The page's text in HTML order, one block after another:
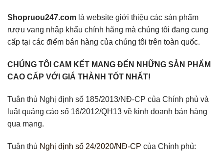
Shopruou247.com là website giới thiệu các sản phẩm
rượu vang nhập khẩu chính hãng mà chúng tôi đang cung
cấp tại các điểm bán hàng của chúng tôi trên toàn quốc.
CHÚNG TÔI CAM KẾT MANG ĐẾN NHỮNG SẢN PHẨM
CAO CẤP VỚI GIÁ THÀNH TỐT NHẤT!
Tuân thủ Nghị định số 185/2013/NĐ-CP của Chính phủ và
luật quảng cáo số 16/2012/QH13 về kinh doanh bán hàng
qua mạng.
Tuân thủ Nghị định số 24/2020/NĐ-CP của Chính phủ: